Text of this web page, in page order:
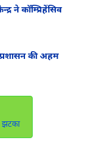
ने कॉम्प्रिहेंसिव
प्रशासन की अहम
झटका